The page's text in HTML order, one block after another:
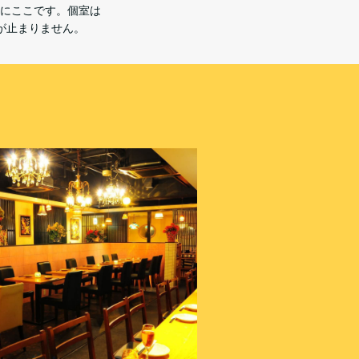
ここです。個室は
まりません。